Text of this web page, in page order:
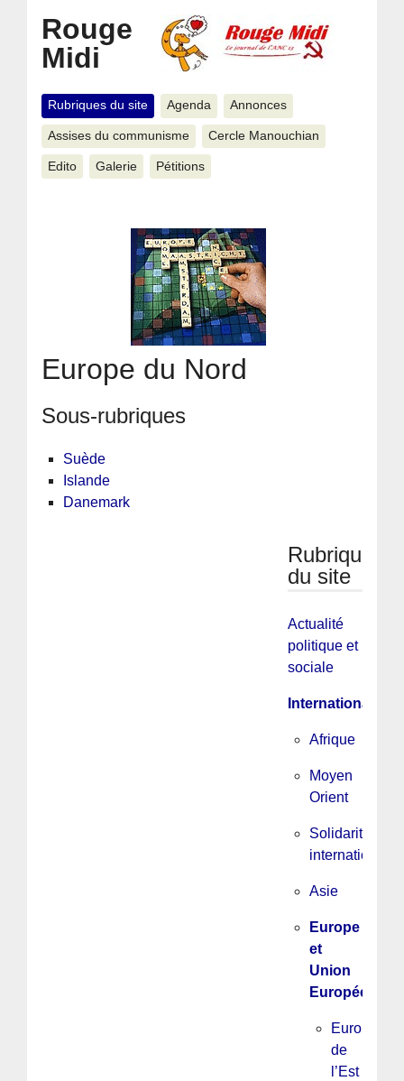
Rouge
Midi
Rubriques du site Agenda Annonces
Assises du communisme Cercle Manouchian
Edito Galerie Pétitions
Europe du Nord
Sous-rubriques
Suède
Islande
Danemark
Rubriques
du site
Actualité
politique et
sociale
International
Afrique
Moyen
Orient
Solidarité
internationale
Asie
Europe
et
Union
Européenne
Europe
de
l’Est